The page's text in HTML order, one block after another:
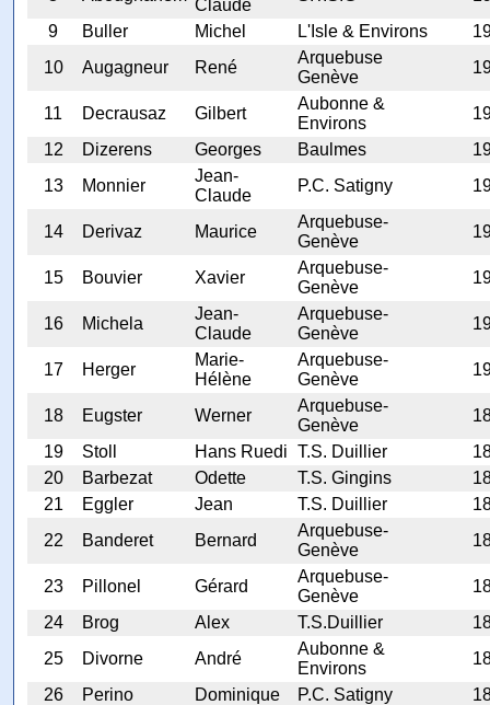
Claude
9
Buller Michel L'Isle & Environs
10
Augagneur René
Arquebuse
Genève
11 Decrausaz Gilbert
Aubonne &
Environs
12
Dizerens Georges Baulmes
13
Monnier
Jean-
Claude
P.C. Satigny
14 Derivaz Maurice
Arquebuse-
Genève
15 Bouvier Xavier
Arquebuse-
Genève
16 Michela
Jean-
Claude
Arquebuse-
Genève
17 Herger
Marie-
Hélène
Arquebuse-
Genève
18 Eugster Werner
Arquebuse-
Genève
19
Stoll Hans Ruedi T.S. Duillier
20
Barbezat Odette T.S. Gingins
21
Eggler Jean T.S. Duillier
22
Banderet Bernard
Arquebuse-
Genève
23 Pillonel Gérard
Arquebuse-
Genève
24
Brog Alex T.S.Duillier
25
Divorne André
Aubonne &
Environs
26
Perino Dominique P.C. Satigny